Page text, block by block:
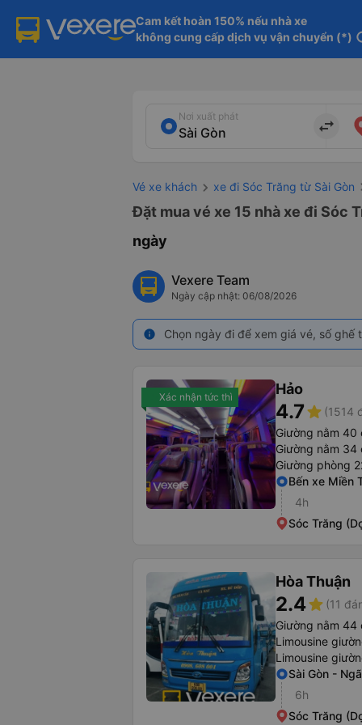
Cam kết hoàn 150% nếu nhà xe
không cung cấp dịch vụ vận chuyển (*)
Nơi xuất phát
import_export
Vé xe khách xe đi Sóc Trăng từ Sài Gòn
Đặt mua vé xe 15 nhà xe đi Sóc
ngày
Vexere Team
Ngày cập nhật: 06/08/2026
info Chọn ngày đi để xem giá vé, số
Xác nhận tức thì Hảo
4.7star (1514
Giường nằm 40
Giường nằm 34
Giường phòng
Bến xe Miền
4h
Sóc Trăng
Hòa Thuận
2.4star (11
Giường nằm 44
Limousine
Limousine
Sài Gòn -
6h
Sóc Trăng